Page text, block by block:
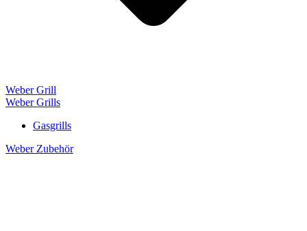
Weber Grill
Weber Grills
Gasgrills
Weber Zubehör